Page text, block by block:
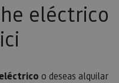
eléctrico
o deseas alquilar